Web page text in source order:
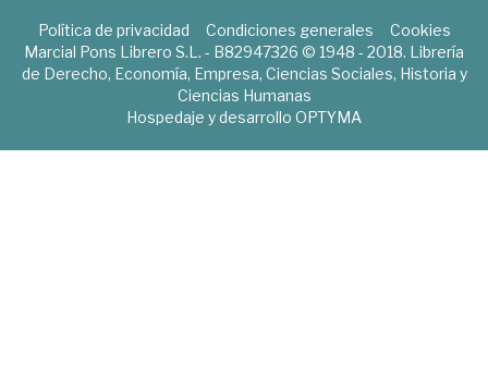
Política de privacidad Condiciones generales
Cookies
Marcial Pons Librero S.L. - B82947326 © 1948 - 2018. Librería
de Derecho, Economía, Empresa, Ciencias Sociales, Historia y
Ciencias Humanas
Hospedaje y desarrollo OPTYMA